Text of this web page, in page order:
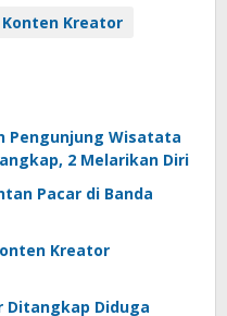
Konten Kreator
Pengunjung Wisatata
2 Melarikan Diri
Pacar di Banda
Kreator
Ditangkap Diduga